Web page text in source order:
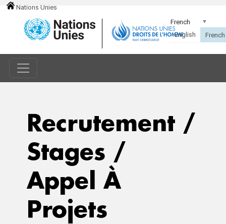
Nations Unies
Recrutement /
Stages /
Appel À
Projets